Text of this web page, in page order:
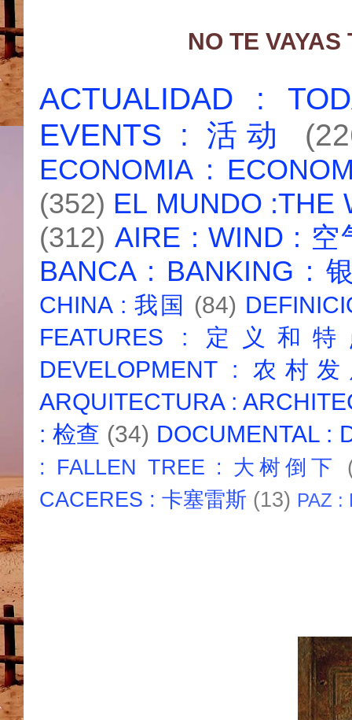
NO TE
ACTUALIDAD :
EVENTS : 活动
ECONOMIA :
(352) EL MUNDO :THE
(312) AIRE : WIND : 空
BANCA : BANKING :
CHINA : 我国 (84)
FEATURES : 定义和
DEVELOPMENT : 农村
ARQUITECTURA :
: 检查 (34) DOCUMENTAL :
: FALLEN TREE : 大树倒下
CACERES : 卡塞雷斯 (13) PAZ :